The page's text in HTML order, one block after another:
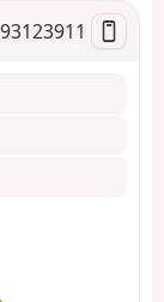
93123911